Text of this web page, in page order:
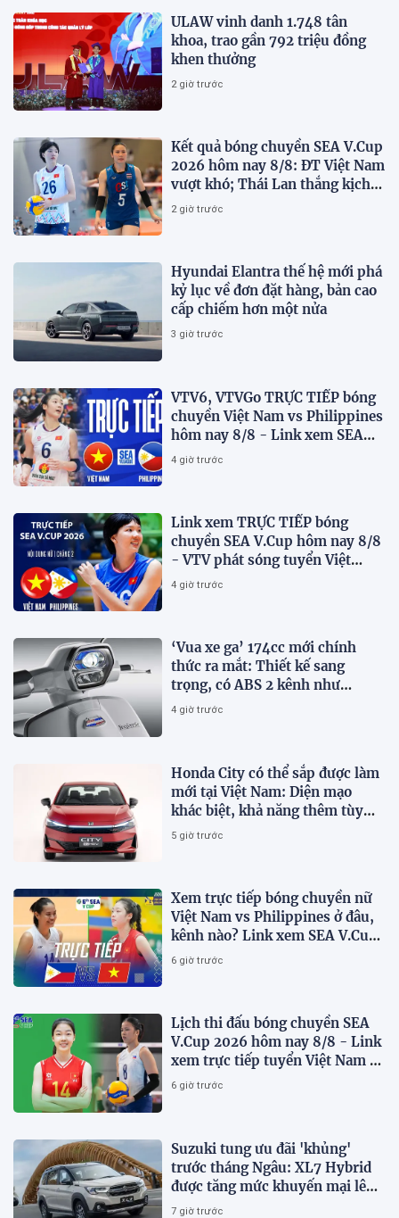
ULAW vinh danh 1.748 tân
khoa, trao gần 792 triệu đồng
khen thưởng
2 giờ trước
Kết quả bóng chuyền SEA V.Cup
2026 hôm nay 8/8: ĐT Việt Nam
vượt khó; Thái Lan thắng kịch
tính
2 giờ trước
Hyundai Elantra thế hệ mới phá
kỷ lục về đơn đặt hàng, bản cao
cấp chiếm hơn một nửa
3 giờ trước
VTV6, VTVGo TRỰC TIẾP bóng
chuyền Việt Nam vs Philippines
hôm nay 8/8 - Link xem SEA
V.Cup 2026 mới nhất
4 giờ trước
Link xem TRỰC TIẾP bóng
chuyền SEA V.Cup hôm nay 8/8
- VTV phát sóng tuyển Việt
Nam đấu Philippines
4 giờ trước
‘Vua xe ga’ 174cc mới chính
thức ra mắt: Thiết kế sang
trọng, có ABS 2 kênh như
Honda SH, giá hấp dẫn
4 giờ trước
Honda City có thể sắp được làm
mới tại Việt Nam: Diện mạo
khác biệt, khả năng thêm tùy
chọn hybrid?
5 giờ trước
Xem trực tiếp bóng chuyền nữ
Việt Nam vs Philippines ở đâu,
kênh nào? Link xem SEA V.Cup
2026 mới nhất
6 giờ trước
Lịch thi đấu bóng chuyền SEA
V.Cup 2026 hôm nay 8/8 - Link
xem trực tiếp tuyển Việt Nam vs
Philippines
6 giờ trước
Suzuki tung ưu đãi 'khủng'
trước tháng Ngâu: XL7 Hybrid
được tăng mức khuyến mại lên
75 triệu đồng
7 giờ trước